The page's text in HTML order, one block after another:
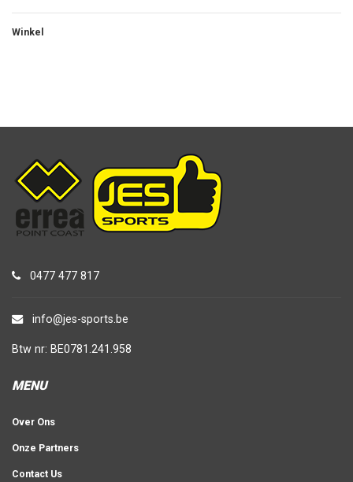
Winkel
0477 477 817
info@jes-sports.be
Btw nr: BE0781.241.958
MENU
Over Ons
Onze Partners
Contact Us